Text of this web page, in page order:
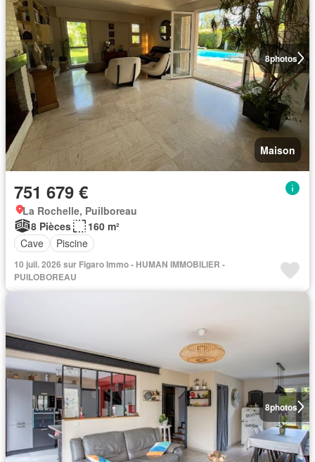
8photos
Maison
751 679 €
La Rochelle, Puilboreau
8 Pièces
160 m²
Cave
Piscine
10 juil. 2026 sur Figaro Immo - HUMAN IMMOBILIER -
PUILOBOREAU
8photos